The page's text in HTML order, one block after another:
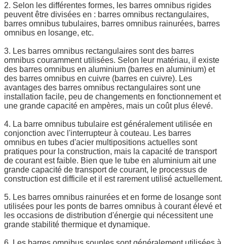
2. Selon les différentes formes, les barres omnibus rigides
peuvent être divisées en : barres omnibus rectangulaires,
barres omnibus tubulaires, barres omnibus rainurées, barres
omnibus en losange, etc.
3. Les barres omnibus rectangulaires sont des barres
omnibus couramment utilisées. Selon leur matériau, il existe
des barres omnibus en aluminium (barres en aluminium) et
des barres omnibus en cuivre (barres en cuivre). Les
avantages des barres omnibus rectangulaires sont une
installation facile, peu de changements en fonctionnement et
une grande capacité en ampères, mais un coût plus élevé.
4. La barre omnibus tubulaire est généralement utilisée en
conjonction avec l'interrupteur à couteau. Les barres
omnibus en tubes d'acier multipositions actuelles sont
pratiques pour la construction, mais la capacité de transport
de courant est faible. Bien que le tube en aluminium ait une
grande capacité de transport de courant, le processus de
construction est difficile et il est rarement utilisé actuellement.
5. Les barres omnibus rainurées et en forme de losange sont
utilisées pour les ponts de barres omnibus à courant élevé et
les occasions de distribution d'énergie qui nécessitent une
grande stabilité thermique et dynamique.